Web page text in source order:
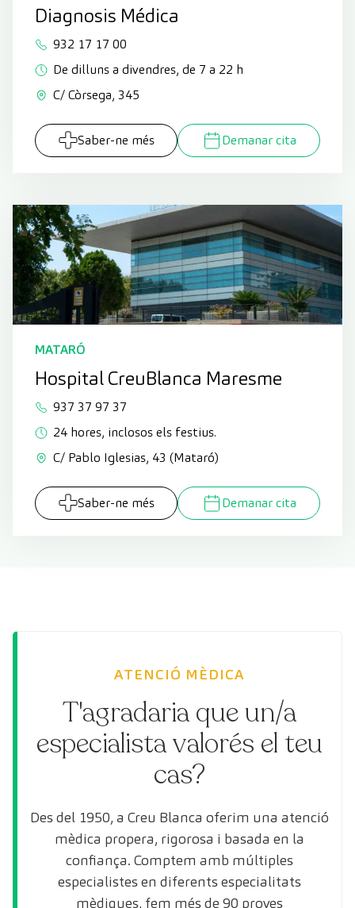
Diagnosis Médica
932 17 17 00
De dilluns a divendres, de 7 a 22 h
C/ Còrsega, 345
Saber-ne més Demanar cita
MATARÓ
Hospital CreuBlanca Maresme
937 37 97 37
24 hores, inclosos els festius.
C/ Pablo Iglesias, 43 (Mataró)
Saber-ne més Demanar cita
ATENCIÓ MÈDICA
T'agradaria que un/a
especialista valorés el teu
cas?
Des del 1950, a Creu Blanca oferim una atenció
mèdica propera, rigorosa i basada en la
confiança. Comptem amb múltiples
especialistes en diferents especialitats
mèdiques, fem més de 90 proves